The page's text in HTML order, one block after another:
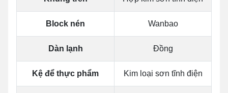
Block nén Wanbao
Dàn lạnh Đồng
Kệ để thực phẩm Kim loại sơn tĩnh điện